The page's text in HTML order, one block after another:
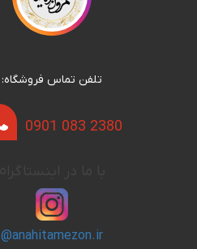
تلفن تماس فروشگاه:
0901 083 2380
@anahitamezon.ir